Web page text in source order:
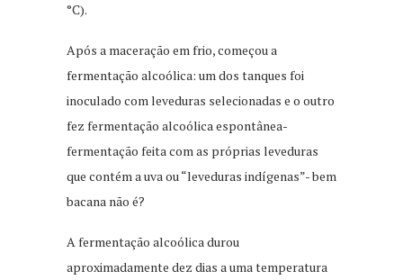
°C).
Após a maceração em frio, começou a
fermentação alcoólica: um dos tanques foi
inoculado com leveduras selecionadas e o outro
fez fermentação alcoólica espontânea-
fermentação feita com as próprias leveduras
que contém a uva ou “leveduras indígenas”- bem
bacana não é?
A fermentação alcoólica durou
aproximadamente dez dias a uma temperatura